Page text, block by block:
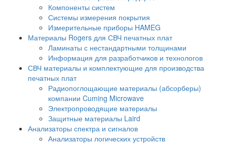
Компоненты систем
Системы измерения покрытия
Измерительные приборы HAMEG
Материалы Rogers для СВЧ печатных плат
Ламинаты с нестандартными толщинами
Информация для разработчиков и технологов
СВЧ материалы и комплектующие для производства
печатных плат
Радиопоглощающие материалы (абсорберы)
компании Cuming Microwave
Электропроводящие материалы
Защитные материалы Laird
Анализаторы спектра и сигналов
Анализаторы логических устройств